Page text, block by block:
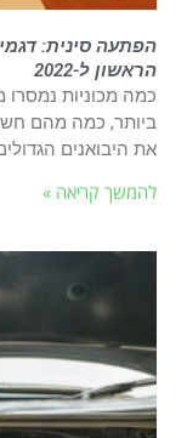
הפתעה סינית:
הראשון ל-2022
כמה מכוניות
ביותר, כמה מהם
את היבואנים
להמשך קריאה »